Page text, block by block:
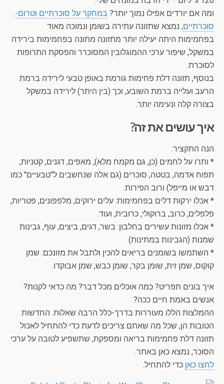
ומה אם יורדים אפילו נמוך יותר? במחקר על סוכרתיים וטרום-
סוכרתיים, נמצא שתזונה עתירה בשומן ונמוכה מאוד
בפחמימות היתה יעילה יותר מתזונה מתונה בפחמימות בירידה
במשקל, שיפור ערכי ההמוגלובין המסוכרר והפסקת התרופות
לסוכרת.
בנוסף, תזונה דלת פחימות גורמת באופן טבעי לירידה ברמת
הרעב ועלייה ברמת השובע, וכך (בין היתר) לירידה במשקל
בצורה קלה ונעימה יותר.
איך עושים את זה?
הנה התקציר:
* ותרו על לחמים (כן, גם מקמח מלא), מאפים, דגנים, קטניות,
תפוח אדמה, בטטה, סוכרים (גם אלה שנחשבים ל"טבעיים" כמו
דבש או מייפל) ורוב הפירות.
* אכלו ירקות דלים בפחמימות: עלים ירוקים, מלפפונים, פטריות,
פלפלים, כרוב, ברוקולי, כרובית, ועוד.
* אכלו מזונות עשירים בחלבון: בשר, דגים, ביצים, עוף, גבינות
שמנות (הגבינות במתינות)
* השתמשו בשומנים בריאים להכין ולתבל את מזונכם: שמן
קוקוס, שמן זית, שומן בקר, שומן כבש, שמן אבוקדו.
איך בונים תפריט? כמה אוכלים מכל דבר? מה כדאי לקנות?
אנשים באמת חיים ככה?
ההמלצות הללו מעוררות בדרך-כלל הרבה שאלות. החדשות
הטובות הן, שכל מה שאתם צריכים לדעת כדי להתחיל לאכול
תזונה דלת פחמימות בריאה ומספקת, שתשפיע לטובה על ערכי
הסוכר, נמצא כאן באתר.
לחצו כאן כדי להתחיל.